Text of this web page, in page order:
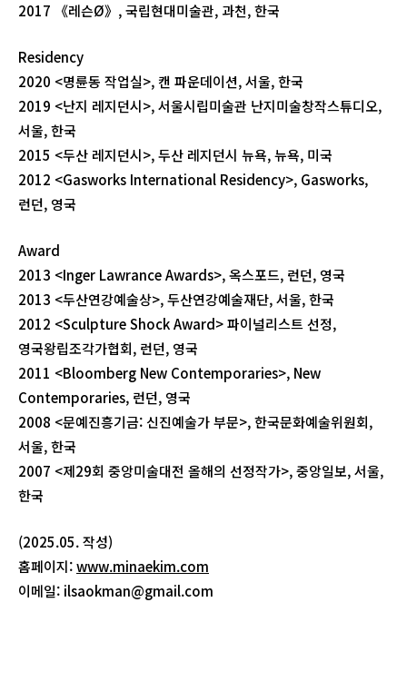
2017 《레슨Ø》, 국립현대미술관, 과천, 한국
Residency
2020 <명륜동 작업실>, 캔 파운데이션, 서울, 한국
2019 <난지 레지던시>, 서울시립미술관 난지미술창작스튜디오,
서울, 한국
2015 <두산 레지던시>, 두산 레지던시 뉴욕, 뉴욕, 미국
2012 <Gasworks International Residency>, Gasworks,
런던, 영국
Award
2013 <Inger Lawrance Awards>, 옥스포드, 런던, 영국
2013 <두산연강예술상>, 두산연강예술재단, 서울, 한국
2012 <Sculpture Shock Award> 파이널리스트 선정,
영국왕립조각가협회, 런던, 영국
2011 <Bloomberg New Contemporaries>, New
Contemporaries, 런던, 영국
2008 <문예진흥기금: 신진예술가 부문>, 한국문화예술위원회,
서울, 한국
2007 <제29회 중앙미술대전 올해의 선정작가>, 중앙일보, 서울,
한국
(2025.05. 작성)
홈페이지:www.minaekim.com
이메일: ilsaokman@gmail.com